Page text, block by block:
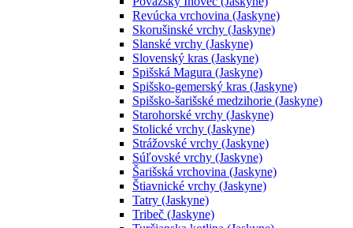
Revúcka vrchovina (Jaskyne)
Skorušinské vrchy (Jaskyne)
Slanské vrchy (Jaskyne)
Slovenský kras (Jaskyne)
Spišská Magura (Jaskyne)
Spišsko-gemerský kras (Jaskyne)
Spišsko-šarišské medzihorie (Jaskyne)
Starohorské vrchy (Jaskyne)
Stolické vrchy (Jaskyne)
Strážovské vrchy (Jaskyne)
Súľovské vrchy (Jaskyne)
Šarišská vrchovina (Jaskyne)
Štiavnické vrchy (Jaskyne)
Tatry (Jaskyne)
Tribeč (Jaskyne)